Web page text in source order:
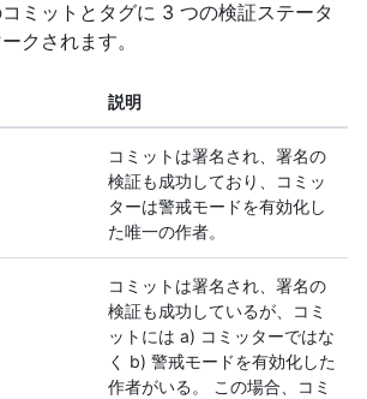
ミットとタグに 3 つの検証ステータ
クされます。
説明
コミットは署名され、署名の
検証も成功しており、コミッ
ターは警戒モードを有効化し
た唯一の作者。
コミットは署名され、署名の
検証も成功しているが、コミ
ットには a) コミッターではな
く b) 警戒モードを有効化した
作者がいる。 この場合、コミ